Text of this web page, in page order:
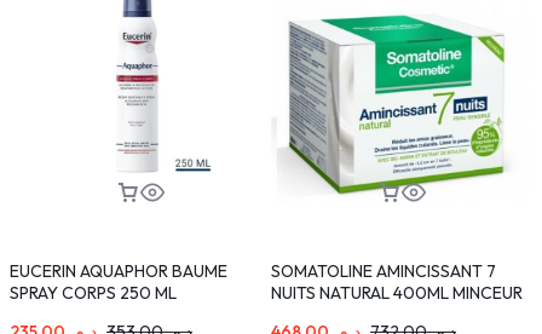
EUCERIN AQUAPHOR BAUME
SPRAY CORPS 250 ML
SOMATOLINE AMINCISSANT 7
NUITS NATURAL 400ML MINCEUR